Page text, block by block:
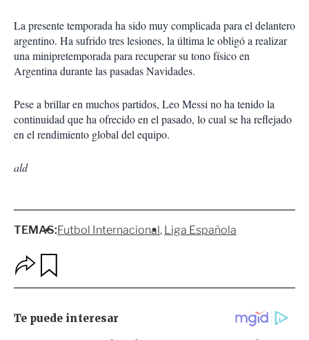
La presente temporada ha sido muy complicada para el delantero
argentino. Ha sufrido tres lesiones, la última le obligó a realizar
una minipretemporada para recuperar su tono físico en
Argentina durante las pasadas Navidades.
Pese a brillar en muchos partidos, Leo Messi no ha tenido la
continuidad que ha ofrecido en el pasado, lo cual se ha reflejado
en el rendimiento global del equipo.
ald
TEMAS:Futbol Internacional Liga Española
p
i
r